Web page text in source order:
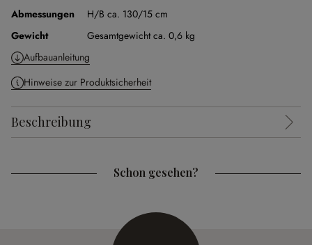
Abmessungen
H/B ca. 130/15 cm
Gewicht
Gesamtgewicht ca. 0,6 kg
Aufbauanleitung
Hinweise zur Produktsicherheit
Beschreibung
Schon gesehen?